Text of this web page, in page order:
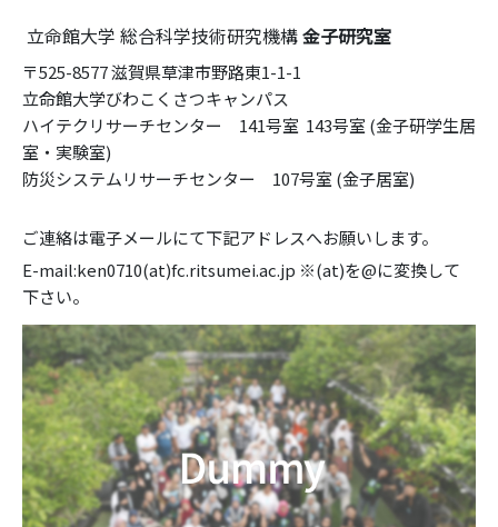
立命館大学 総合科学技術研究機構金子研究室
〒525-8577 滋賀県草津市野路東1-1-1
立命館大学びわこくさつキャンパス
ハイテクリサーチセンター 141号室 143号室 (金子研学生居
室・実験室)
防災システムリサーチセンター 107号室 (金子居室)
ご連絡は電子メールにて下記アドレスへお願いします。
E-mail:ken0710(at)fc.ritsumei.ac.jp ※(at)を@に変換して
下さい。